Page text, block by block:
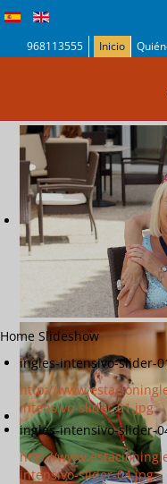
968113555 Inicio
Home Slideshow
ingles-intensivo-slider-
http://
intensivo-slider-01.jpg
ingles-intensivo-slider-
http://
intensivo-slider-04.jpg